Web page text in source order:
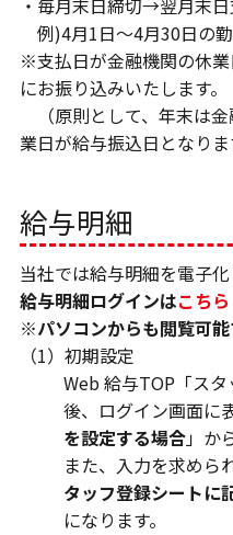
・毎月末日締切→翌月末
例)4月1日～4月30日の
※支払日が金融機関の休
にお振り込みいたします。
（原則として、年末は
業日が給与振込日となりま
給与明細
当社では給与明細を電子化
給与明細ログインはこちら
※パソコンからも閲覧可能
（1）初期設定
Web 給与TOP「ス
後、ログイン画面に
を設定する場合」か
また、入力を求めら
タッフ登録シートに
になります。